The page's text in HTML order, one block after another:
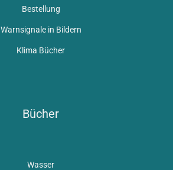
Bestellung
Warnsignale in Bildern
Klima Bücher
Bücher
Wasser